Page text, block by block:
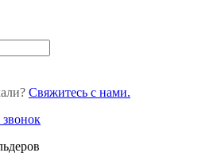
Свяжитесь с нами.